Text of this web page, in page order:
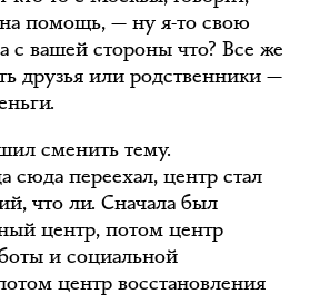
помощь, — ну я-то свою
с вашей стороны что? Все же
друзья или родственники —
сменить тему.
сюда переехал, центр стал
что ли. Сначала был
центр, потом центр
и социальной
центр восстановления